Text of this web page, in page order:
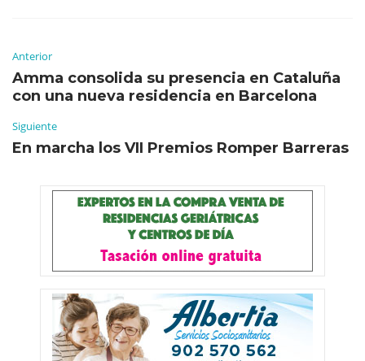
Anterior
Amma consolida su presencia en Cataluña
con una nueva residencia en Barcelona
Siguiente
En marcha los VII Premios Romper Barreras